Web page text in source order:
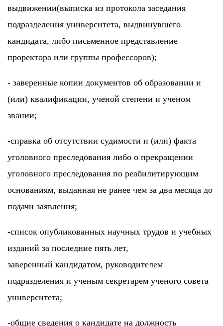
выдвижении(выписка из протокола заседания
подразделения университета, выдвинувшего
кандидата, либо письменное представление
проректора или группы профессоров);
- заверенные копии документов об образовании и
(или) квалификации, ученой степени и ученом
звании;
-справка об отсутствии судимости и (или) факта
уголовного преследования либо о прекращении
уголовного преследования по реабилитирующим
основаниям, выданная не ранее чем за два месяца до
подачи заявления;
-список опубликованных научных трудов и учебных
изданий за последние пять лет,
заверенный кандидатом, руководителем
подразделения и ученым секретарем ученого совета
университета;
-общие сведения о кандидате на должность